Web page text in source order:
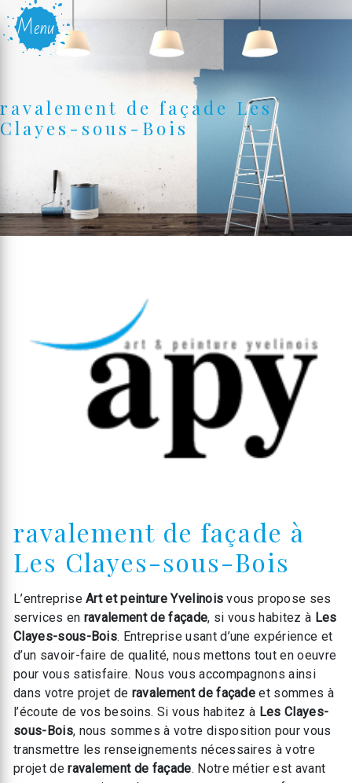
Menu
ravalement de façade Les
Clayes-sous-Bois
ravalement de façade à
Les Clayes-sous-Bois
L’entrepriseArt et peinture Yvelinois vous propose ses
services en ravalement de façade, si vous habitez à Les
Clayes-sous-Bois. Entreprise usant d’une expérience et
d’un savoir-faire de qualité, nous mettons tout en oeuvre
pour vous satisfaire. Nous vous accompagnons ainsi
dans votre projet de ravalement de façade et sommes à
l’écoute de vos besoins. Si vous habitez à Les Clayes-
sous-Bois, nous sommes à votre disposition pour vous
transmettre les renseignements nécessaires à votre
projet deravalement de façade. Notre métier est avant
Panneau de gestion des cookies